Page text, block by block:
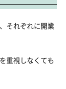
それぞれに開業
重視しなくても